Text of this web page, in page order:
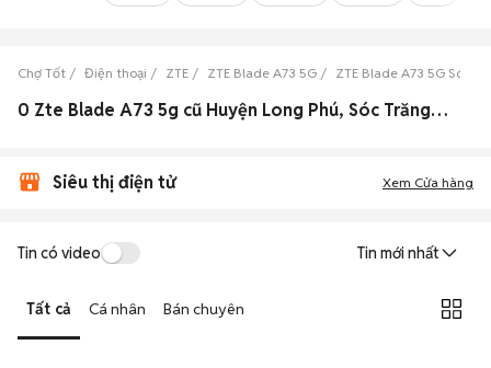
Chợ Tốt Điện thoại ZTE ZTE Blade A73 5G ZTE Blade A73 5G Sóc
0 Zte Blade A73 5g cũ Huyện Long Phú, Sóc Trăng đẹp
Siêu thị điện tử Xem Cửa hàng
Tin có video Tin mới nhất
Tất cả Cá nhân Bán chuyên